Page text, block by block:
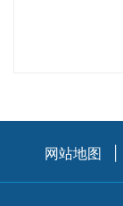
网站地图